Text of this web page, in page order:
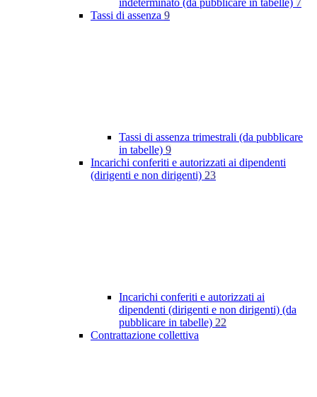
indeterminato (da pubblicare in tabelle) 7
Tassi di assenza 9
Tassi di assenza trimestrali (da pubblicare
in tabelle) 9
Incarichi conferiti e autorizzati ai dipendenti
(dirigenti e non dirigenti) 23
Incarichi conferiti e autorizzati ai
dipendenti (dirigenti e non dirigenti) (da
pubblicare in tabelle) 22
Contrattazione collettiva